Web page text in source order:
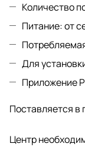
Количество
Питание: от
Для
Приложение
Поставляется в
Центр